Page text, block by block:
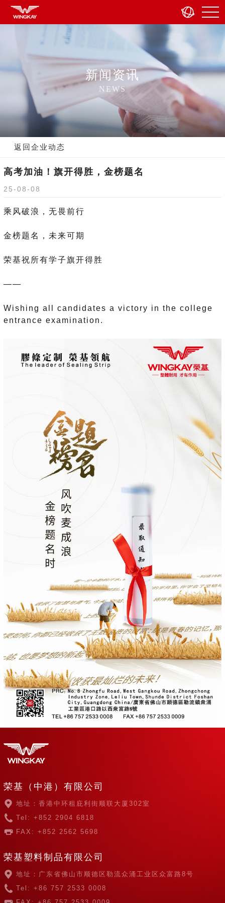
新闻资讯
NEWS
返回企业动态
高考加油！旗开得胜，金榜题名
25-08-08
乘风破浪，无畏前行
金榜题名，未来可期
荣基祝所有学子旗开得胜
——
Wishing all candidates a victory in the college
entrance examination.
荣基（中港）有限公司
地址：香港中环租庇利街顺联大厦302室
Tel: +852 2904 6818
FAX: +852 2562 5698
荣基塑料制品有限公司
地址：广东省佛山市顺德区勒流众涌工业区众富路8号
Tel: +86 757 2533 0008